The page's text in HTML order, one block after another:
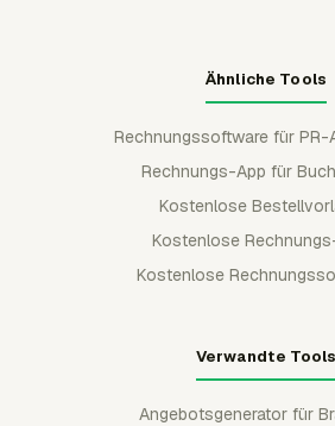
Ähnliche Tools
Rechnungssoftware für PR-
Rechnungs-App für
Kostenlose
Kostenlose
Kostenlose
Verwandte Tools
Angebotsgenerator für